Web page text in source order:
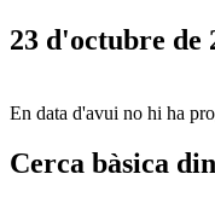
23 d'octubre de
En data d'avui no hi ha
Cerca bàsica